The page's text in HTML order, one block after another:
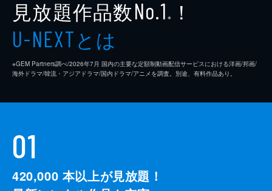
見放題作品数No.1 ※ ！
U-NEXTとは
※GEM Partners調べ/2026年7⽉ 国内の主要な定額制動画配信サービスにおける洋画/邦画/
海外ドラマ/韓流・アジアドラマ/国内ドラマ/アニメを調査。別途、有料作品あり。
01
420,000 本以上が見放題！